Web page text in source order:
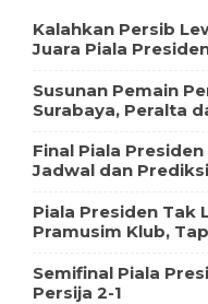
Kalahkan Persib
Juara Piala
Susunan Pemain
Surabaya, Peralta
Final Piala
Jadwal dan Prediksi
Piala Presiden Tak
Pramusim Klub,
Semifinal Piala
Persija 2-1